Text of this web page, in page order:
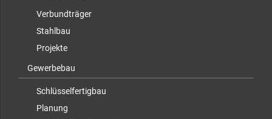
Verbundträger
Stahlbau
Projekte
Gewerbebau
Schlüsselfertigbau
Planung